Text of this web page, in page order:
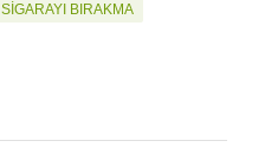
SIGARAYI BIRAKMA